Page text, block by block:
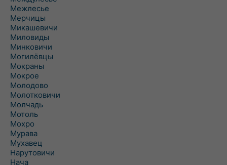
Межлесье
Мерчицы
Микашевичи
Миловиды
Минковичи
Могилёвцы
Мокраны
Мокрое
Молодово
Молотковичи
Молчадь
Мотоль
Мохро
Мурава
Мухавец
Нарутовичи
Нача